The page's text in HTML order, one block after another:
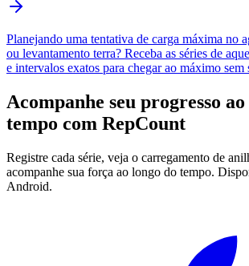
Planejando uma tentativa de carga máxima no
ou levantamento terra? Receba as séries de
e intervalos exatos para chegar ao máximo sem
Acompanhe seu progresso
tempo com RepCount
Registre cada série, veja o carregamento de
acompanhe sua força ao longo do tempo.
Android.